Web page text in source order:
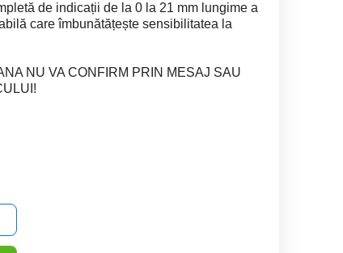
de indicații de la 0 la 21 mm lungime a
care îmbunătățește sensibilitatea la
NU VA CONFIRM PRIN MESAJ SAU